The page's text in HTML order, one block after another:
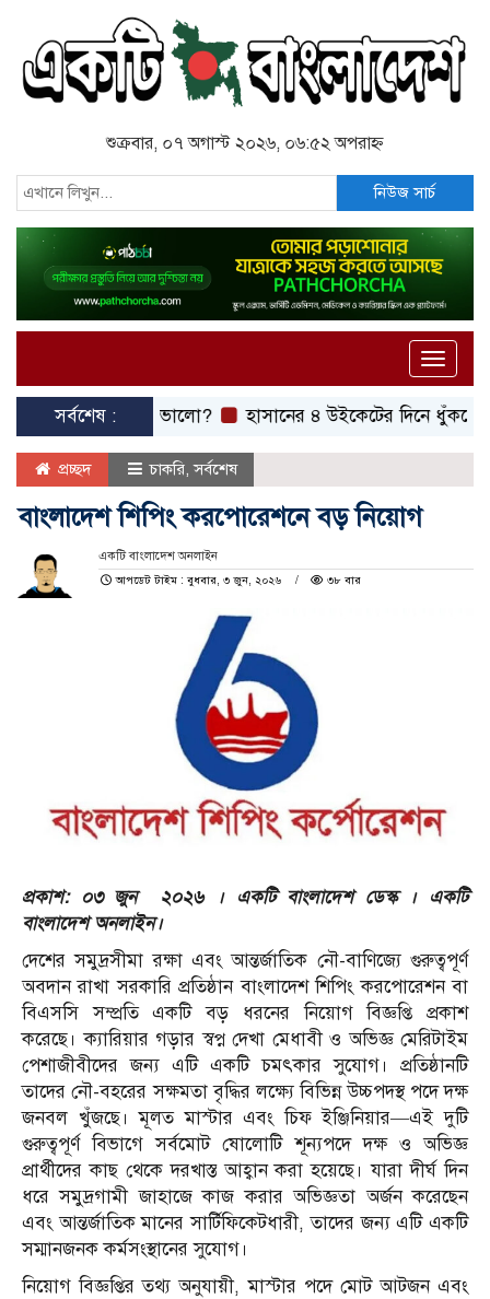
শুক্রবার, ০৭ অগাস্ট ২০২৬, ০৬:৫২ অপরাহ্ন
নিউজ সার্চ
Toggle
সর্বশেষ :
চিনি, কোনটি ভালো? হাসানের ৪ উইকেটের দিনে ধুঁকছে বাংলাদেশ
প্রচ্ছদ চাকরি,সর্বশেষ
বাংলাদেশ শিপিং করপোরেশনে বড় নিয়োগ
একটি বাংলাদেশ অনলাইন
আপডেট টাইম : বুধবার, ৩ জুন, ২০২৬
৩৮ বার
প্রকাশ: ০৩ জুন ২০২৬ । একটি বাংলাদেশ ডেস্ক । একটি
বাংলাদেশ অনলাইন।
দেশের সমুদ্রসীমা রক্ষা এবং আন্তর্জাতিক নৌ-বাণিজ্যে গুরুত্বপূর্ণ
অবদান রাখা সরকারি প্রতিষ্ঠান বাংলাদেশ শিপিং করপোরেশন বা
বিএসসি সম্প্রতি একটি বড় ধরনের নিয়োগ বিজ্ঞপ্তি প্রকাশ
করেছে। ক্যারিয়ার গড়ার স্বপ্ন দেখা মেধাবী ও অভিজ্ঞ মেরিটাইম
পেশাজীবীদের জন্য এটি একটি চমৎকার সুযোগ। প্রতিষ্ঠানটি
তাদের নৌ-বহরের সক্ষমতা বৃদ্ধির লক্ষ্যে বিভিন্ন উচ্চপদস্থ পদে দক্ষ
জনবল খুঁজছে। মূলত মাস্টার এবং চিফ ইঞ্জিনিয়ার—এই দুটি
গুরুত্বপূর্ণ বিভাগে সর্বমোট ষোলোটি শূন্যপদে দক্ষ ও অভিজ্ঞ
প্রার্থীদের কাছ থেকে দরখাস্ত আহ্বান করা হয়েছে। যারা দীর্ঘ দিন
ধরে সমুদ্রগামী জাহাজে কাজ করার অভিজ্ঞতা অর্জন করেছেন
এবং আন্তর্জাতিক মানের সার্টিফিকেটধারী, তাদের জন্য এটি একটি
সম্মানজনক কর্মসংস্থানের সুযোগ।
নিয়োগ বিজ্ঞপ্তির তথ্য অনুযায়ী, মাস্টার পদে মোট আটজন এবং